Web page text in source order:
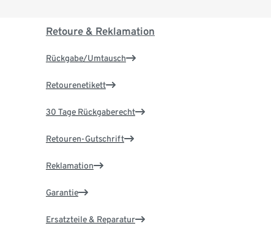
Retoure & Reklamation
Rückgabe/Umtausch
Retourenetikett
30 Tage Rückgaberecht
Retouren-Gutschrift
Reklamation
Garantie
Ersatzteile & Reparatur